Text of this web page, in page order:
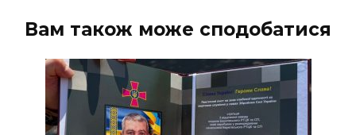
Вам також може сподобатися